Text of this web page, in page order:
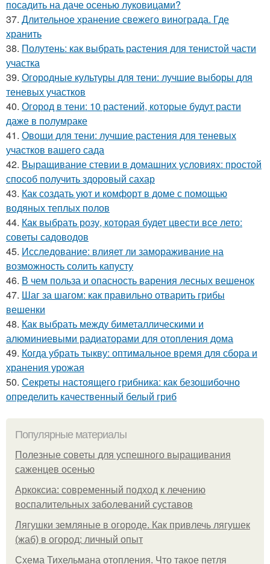
посадить на даче осенью луковицами?
37. Длительное хранение свежего винограда. Где
хранить
38. Полутень: как выбрать растения для тенистой части
участка
39. Огородные культуры для тени: лучшие выборы для
теневых участков
40. Огород в тени: 10 растений, которые будут расти
даже в полумраке
41. Овощи для тени: лучшие растения для теневых
участков вашего сада
42. Выращивание стевии в домашних условиях: простой
способ получить здоровый сахар
43. Как создать уют и комфорт в доме с помощью
водяных теплых полов
44. Как выбрать розу, которая будет цвести все лето:
советы садоводов
45. Исследование: влияет ли замораживание на
возможность солить капусту
46. В чем польза и опасность варения лесных вешенок
47. Шаг за шагом: как правильно отварить грибы
вешенки
48. Как выбрать между биметаллическими и
алюминиевыми радиаторами для отопления дома
49. Когда убрать тыкву: оптимальное время для сбора и
хранения урожая
50. Секреты настоящего грибника: как безошибочно
определить качественный белый гриб
Популярные материалы
Полезные советы для успешного выращивания
саженцев осенью
Аркоксиа: современный подход к лечению
воспалительных заболеваний суставов
Лягушки земляные в огороде. Как привлечь лягушек
(жаб) в огород: личный опыт
Схема Тихельмана отопления. Что такое петля